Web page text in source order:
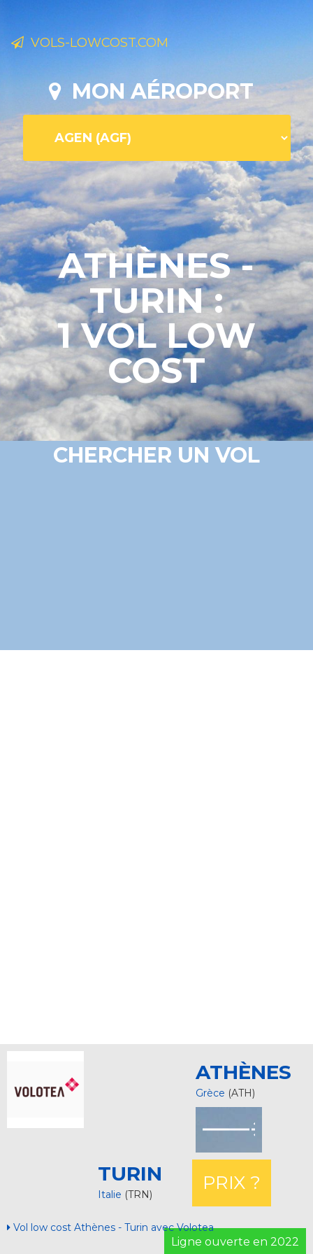
VOLS-LOWCOST.COM
MON AÉROPORT
ATHÈNES -
TURIN :
1 VOL LOW
COST
CHERCHER UN VOL
ATHÈNES
Grèce (ATH)
TURIN
Italie (TRN)
PRIX ?
Vol low cost Athènes - Turin avec Volotea
Ligne ouverte en 2022